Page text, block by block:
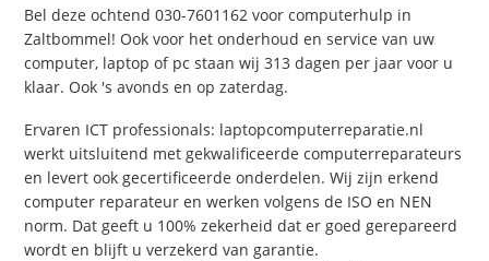
Bel deze ochtend 030-7601162 voor computerhulp in
Zaltbommel! Ook voor het onderhoud en service van uw
computer, laptop of pc staan wij 313 dagen per jaar voor u
klaar. Ook 's avonds en op zaterdag.
Ervaren ICT professionals: laptopcomputerreparatie.nl
werkt uitsluitend met gekwalificeerde computerreparateurs
en levert ook gecertificeerde onderdelen. Wij zijn erkend
computer reparateur en werken volgens de ISO en NEN
norm. Dat geeft u 100% zekerheid dat er goed gerepareerd
wordt en blijft u verzekerd van garantie.